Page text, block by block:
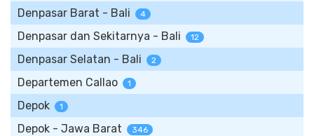
Denpasar Barat - Bali 4
Denpasar dan Sekitarnya - Bali 12
Denpasar Selatan - Bali 2
Departemen Callao 1
Depok 1
Depok - Jawa Barat 346